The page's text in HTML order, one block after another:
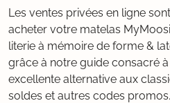
Les ventes privées en ligne
acheter votre matelas
literie à mémoire de forme &
grâce à notre guide consacré
excellente alternative aux
soldes et autres codes